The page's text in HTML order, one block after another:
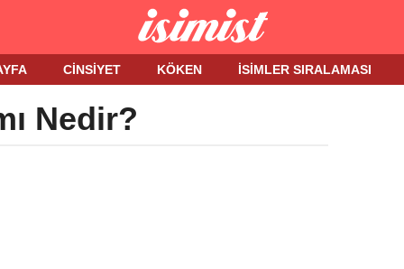
CINSIYET KÖKEN İSIMLER SIRALAMASI
Nedir?